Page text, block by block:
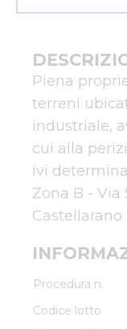
Piena
terreni
industriale,
cui alla
ivi
Zona B - Via
Castellarano
Procedura n.
Codice lotto